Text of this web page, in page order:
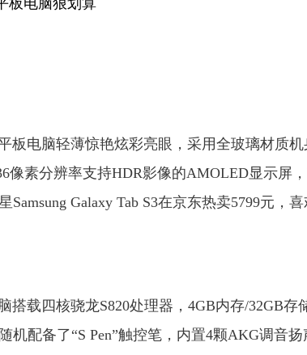
板电脑轻薄惊艳炫彩亮眼，采用全玻璃材质
像素分辨率支持HDR影像的AMOLED显示屏
Galaxy Tab S3在京东热卖5799元，
搭载四核骁龙S820处理器，4GB内存/32GB存
机配备了“S Pen”触控笔，内置4颗AKG调音